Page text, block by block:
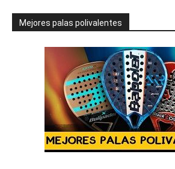
Mejores palas polivalentes